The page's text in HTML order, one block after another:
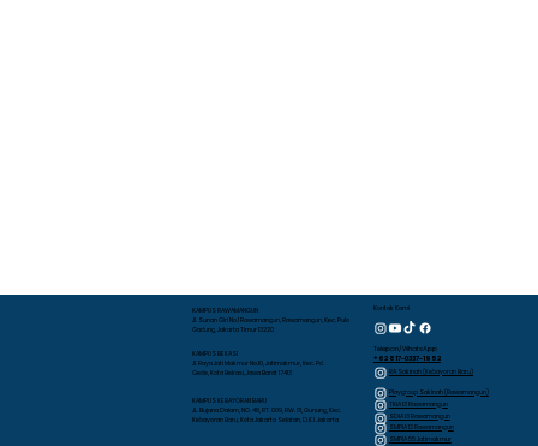
KAMPUS RAWAMANGUN
Jl. Sunan Giri No.1 Rawamangun, Rawamangun, Kec. Pulo
Gadung, Jakarta Timur 13220
KAMPUS BEKASI
Jl. Raya Jati Makmur No.10, Jatimakmur, Kec. Pd.
Gede, Kota Bekasi, Jawa Barat 17413
KAMPUS KEBAYORAN BARU
JL. Bujana Dalam, NO. 48, RT. 009, RW. 01, Gunung, Kec.
Kebayoran Baru, Kota Jakarta Selatan, D.K.I. Jakarta
Kontak Kami
Telepon/WhatsApp
+62 817-0337-1952
RA Sakinah (Kebayoran Baru)
Playgroup Sakinah (Rawamangun)
TKIA 13 Rawamangun
SDIA 13 Rawamangun
SMPIA 12 Rawamangun
SMPIA 55 Jatimakmur